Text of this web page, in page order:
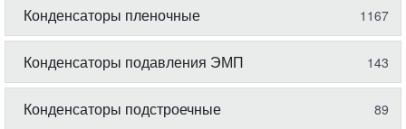
Конденсаторы пленочные 1167
Конденсаторы подавления ЭМП 143
Конденсаторы подстроечные 89